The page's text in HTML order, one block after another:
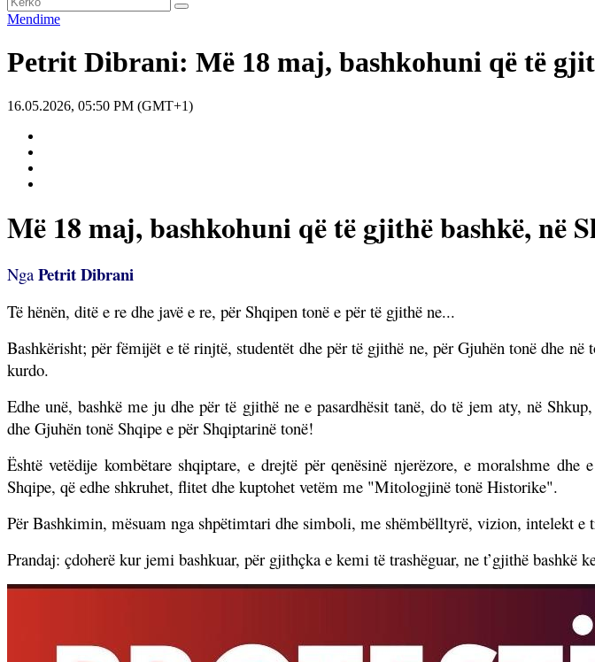
Mendime
Petrit Dibrani: Më 18 maj, bashkohuni që të
16.05.2026, 05:50 PM (GMT+1)
Më 18 maj, bashkohuni që të gjithë bashkë, në
Nga Petrit Dibrani
Të hënën, ditë e re dhe javë e re, për Shqipen tonë e për të gjithë ne...
Bashkërisht; për fëmijët e të rinjtë, studentët dhe për të gjithë ne, për Gjuhën tonë dhe
kurdo.
Edhe unë, bashkë me ju dhe për të gjithë ne e pasardhësit tanë, do të jem aty, në
dhe Gjuhën tonë Shqipe e për Shqiptarinë tonë!
Është vetëdije kombëtare shqiptare, e drejtë për qenësinë njerëzore, e moralshme
Shqipe, që edhe shkruhet, flitet dhe kuptohet vetëm me "Mitologjinë tonë Historike".
Për Bashkimin, mësuam nga shpëtimtari dhe simboli, me shëmbëlltyrë, vizion, intelekt
Prandaj: çdoherë kur jemi bashkuar, për gjithçka e kemi të trashëguar, ne t’gjithë bashkë